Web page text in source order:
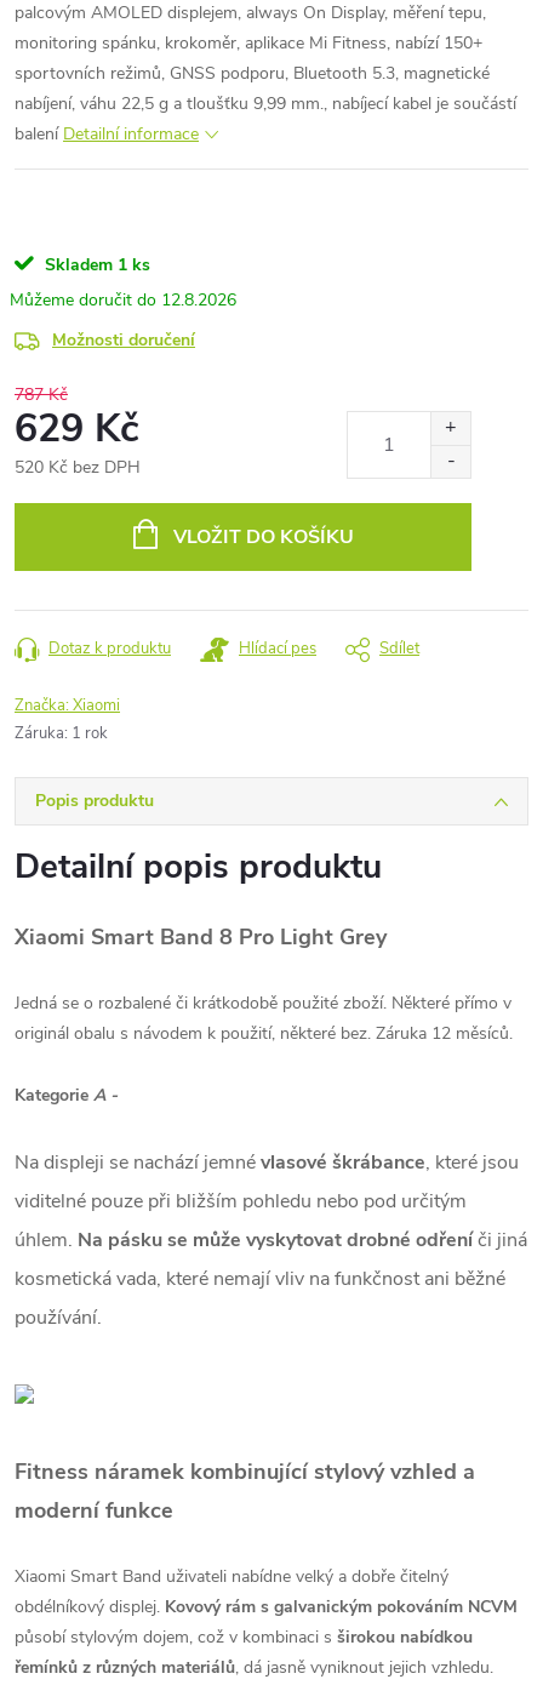
palcovým AMOLED displejem, always On Display, měření tepu,
monitoring spánku, krokoměr, aplikace Mi Fitness, nabízí 150+
sportovních režimů, GNSS podporu, Bluetooth 5.3, magnetické
nabíjení, váhu 22,5 g a tloušťku 9,99 mm., nabíjecí kabel je součástí
balení Detailní informace
Skladem 1 ks
12.8.2026
Možnosti doručení
787 Kč
629 Kč
520 Kč bez DPH
VLOŽIT DO KOŠÍKU
Dotaz k produktu Hlídací pes Sdílet
Značka:Xiaomi
Záruka: 1 rok
Popis produktu
Detailní popis produktu
Xiaomi Smart Band 8 Pro Light Grey
Jedná se o rozbalené či krátkodobě použité zboží. Některé přímo v
originál obalu s návodem k použití, některé bez. Záruka 12 měsíců.
Kategorie A -
Na displeji se nachází jemnévlasové škrábance, které jsou
viditelné pouze při bližším pohledu nebo pod určitým
úhlem. Na pásku se může vyskytovat drobné odřeníči jiná
kosmetická vada, které nemají vliv na funkčnost ani běžné
používání.
Fitness náramek kombinující stylový vzhled a
moderní funkce
Xiaomi Smart Band uživateli nabídne velký a dobře čitelný
obdélníkový displej. Kovový rám s galvanickým pokováním NCVM
působí stylovým dojem, což v kombinaci s širokou nabídkou
řemínků z různých materiálů, dá jasně vyniknout jejich vzhledu.